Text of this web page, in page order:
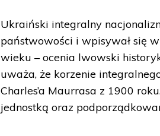
Ukraiński integralny
państwowości i wpisywał się
wieku – ocenia lwowski
uważa, że korzenie
Charles’a Maurrasa z 1900
jednostką oraz